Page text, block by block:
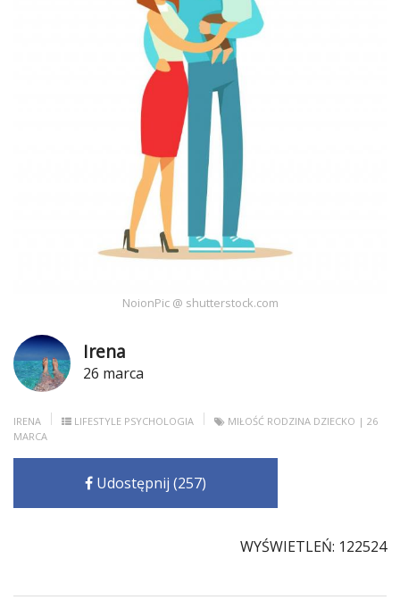
NoionPic @ shutterstock.com
Irena
26 marca
IRENA LIFESTYLE PSYCHOLOGIA MIŁOŚĆ RODZINA DZIECKO | 26
MARCA
Udostępnij (257)
WYŚWIETLEŃ: 122524